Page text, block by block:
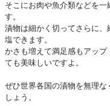
そこにお肉や魚介類などを一
す。
漬物は細かく切ってさらに
塩できます。
かさも増えて満足感もアッ
ても美味しいですよ。
ぜひ世界各国の漬物を無理
しょう。